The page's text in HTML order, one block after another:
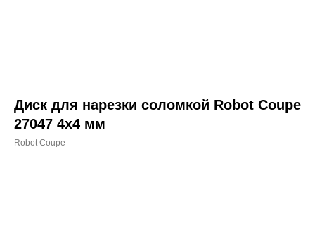
Диск для нарезки соломкой Robot Coupe
27047 4x4 мм
Robot Coupe